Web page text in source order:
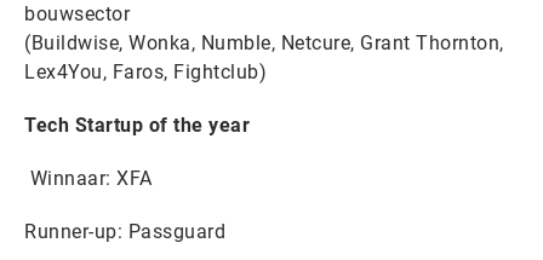
bouwsector
(Buildwise, Wonka, Numble, Netcure, Grant Thornton,
Lex4You, Faros, Fightclub)
Tech Startup of the year
Winnaar: XFA
Runner-up: Passguard